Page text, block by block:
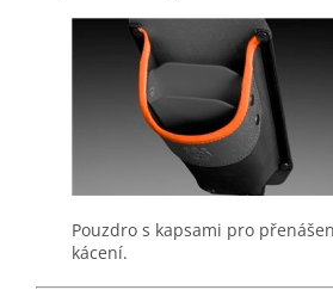
Pouzdro s kapsami pro
kácení.